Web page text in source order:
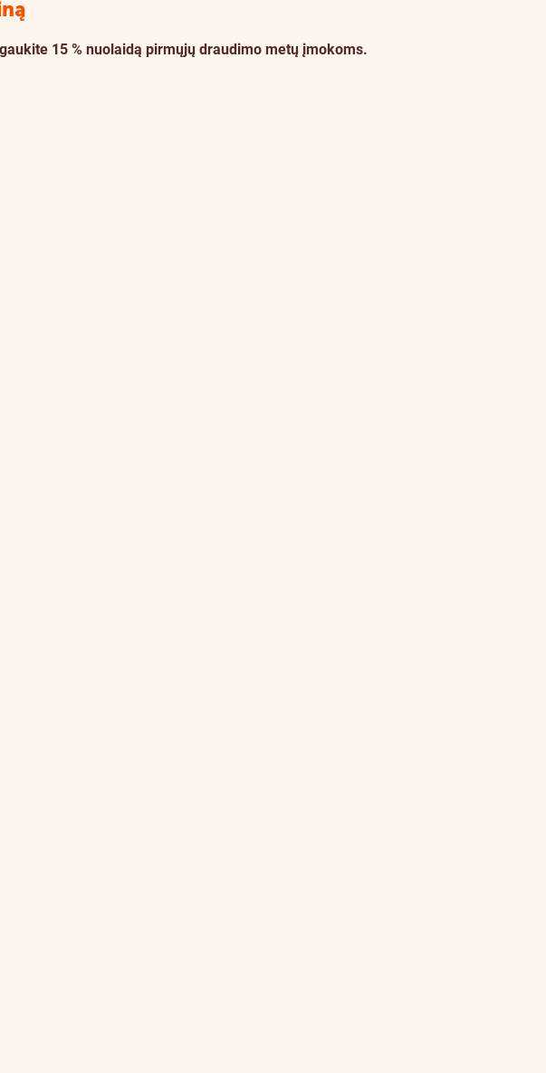
15 % nuolaidą pirmųjų draudimo metų įmokoms.